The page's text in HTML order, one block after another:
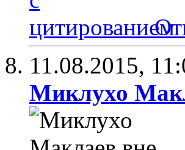
11.08.2015,
Миклухо